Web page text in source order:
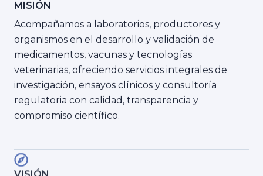
Acompañamos a laboratorios, productores y
organismos en el desarrollo y validación de
medicamentos, vacunas y tecnologías
veterinarias, ofreciendo servicios integrales de
investigación, ensayos clínicos y consultoría
regulatoria con calidad, transparencia y
compromiso científico.